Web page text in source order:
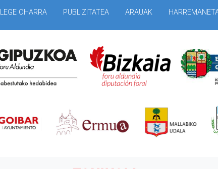
LEGE OHARRA PUBLIZITATEA ARAUAK